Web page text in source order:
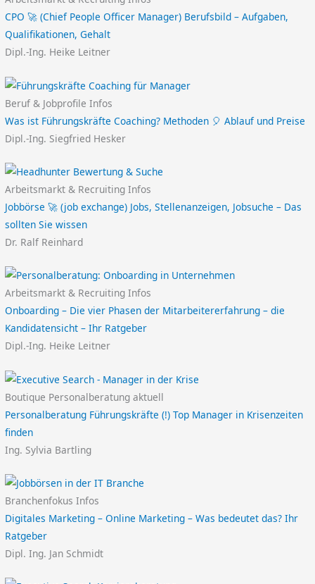
CPO 🚀 (Chief People Officer Manager) Berufsbild – Aufgaben,
Qualifikationen, Gehalt
Dipl.-Ing. Heike Leitner
Beruf & Jobprofile Infos
Was ist Führungskräfte Coaching? Methoden 🎈 Ablauf und Preise
Dipl.-Ing. Siegfried Hesker
Arbeitsmarkt & Recruiting Infos
Jobbörse 🚀 (job exchange) Jobs, Stellenanzeigen, Jobsuche – Das
sollten Sie wissen
Dr. Ralf Reinhard
Arbeitsmarkt & Recruiting Infos
Onboarding – Die vier Phasen der Mitarbeitererfahrung – die
Kandidatensicht – Ihr Ratgeber
Dipl.-Ing. Heike Leitner
Boutique Personalberatung aktuell
Personalberatung Führungskräfte (!) Top Manager in Krisenzeiten
finden
Ing. Sylvia Bartling
Branchenfokus Infos
Digitales Marketing – Online Marketing – Was bedeutet das? Ihr
Ratgeber
Dipl. Ing. Jan Schmidt